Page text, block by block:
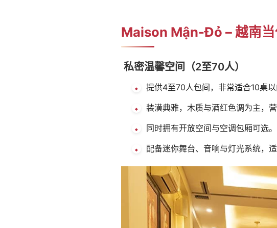
Maison Mận-Đỏ – 越南
私密温馨空间（2至70人）
提供4至70人包间，非常适合10桌以
装潢典雅，木质与酒红色调为主，营
同时拥有开放空间与空调包厢可选。
配备迷你舞台、音响与灯光系统，适